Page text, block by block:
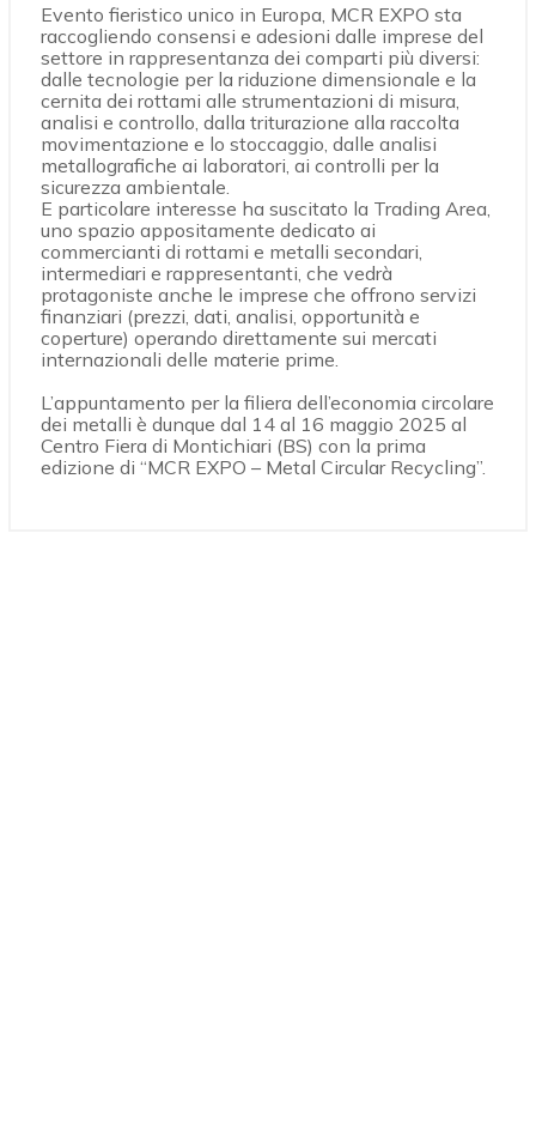
Evento fieristico unico in Europa, MCR EXPO sta
raccogliendo consensi e adesioni dalle imprese del
settore in rappresentanza dei comparti più diversi:
dalle tecnologie per la riduzione dimensionale e la
cernita dei rottami alle strumentazioni di misura,
analisi e controllo, dalla triturazione alla raccolta
movimentazione e lo stoccaggio, dalle analisi
metallografiche ai laboratori, ai controlli per la
sicurezza ambientale.
E particolare interesse ha suscitato la Trading Area,
uno spazio appositamente dedicato ai
commercianti di rottami e metalli secondari,
intermediari e rappresentanti, che vedrà
protagoniste anche le imprese che offrono servizi
finanziari (prezzi, dati, analisi, opportunità e
coperture) operando direttamente sui mercati
internazionali delle materie prime.
L’appuntamento per la filiera dell’economia circolare
dei metalli è dunque dal 14 al 16 maggio 2025 al
Centro Fiera di Montichiari (BS) con la prima
edizione di “MCR EXPO – Metal Circular Recycling”.